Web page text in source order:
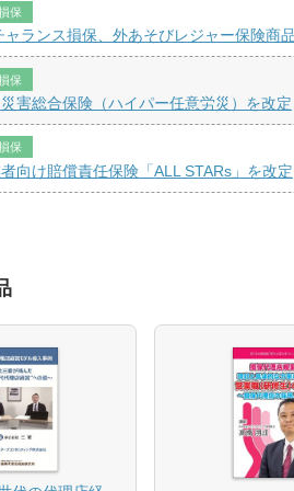
保
ャランス損保、外あそびレジャー保険商
保
害総合保険（ハイパー任意労災）を改定
保
向け賠償責任保険「ALL STARs」を改定